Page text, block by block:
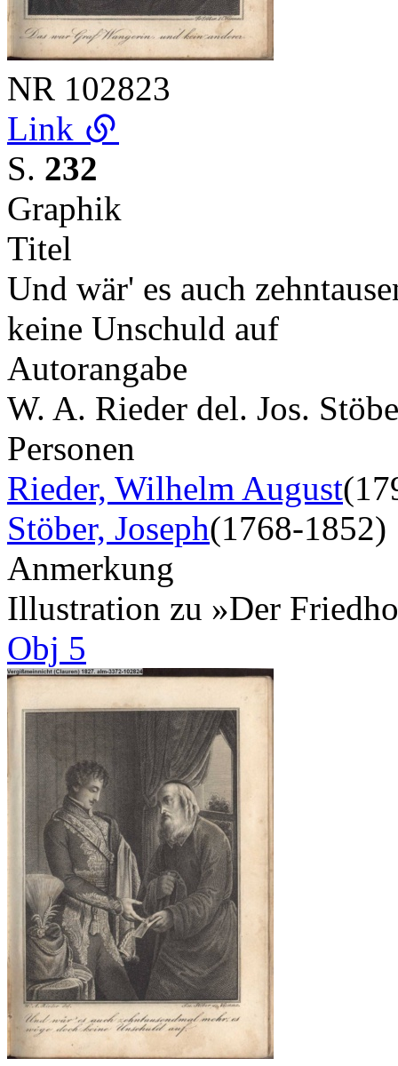
NR 102823
Link
S. 232
Graphik
Titel
Und wär' es auch
keine Unschuld auf
Autorangabe
W. A. Rieder del. Jos.
Personen
Rieder, Wilhelm August
Stöber, Joseph(1768-1852)
Anmerkung
Illustration zu »Der
Obj 5